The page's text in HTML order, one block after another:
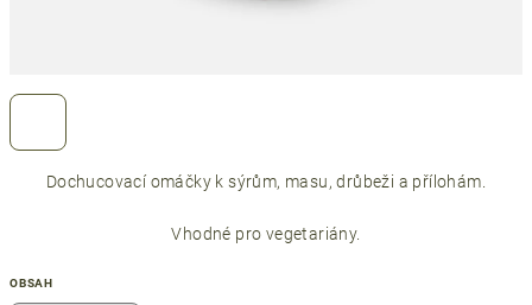
Dochucovací omáčky k sýrům, masu, drůbeži a přílohám.
Vhodné pro vegetariány.
OBSAH